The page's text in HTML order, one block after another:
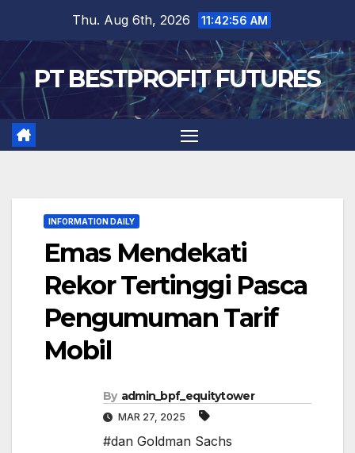
content
Thu. Aug 6th, 2026 11:42:57 AM
PT BESTPROFIT FUTURES
INFORMATION DAILY
Emas Mendekati
Rekor Tertinggi Pasca
Pengumuman Tarif
Mobil
By admin_bpf_equitytower
MAR 27, 2025
#dan Goldman Sachs